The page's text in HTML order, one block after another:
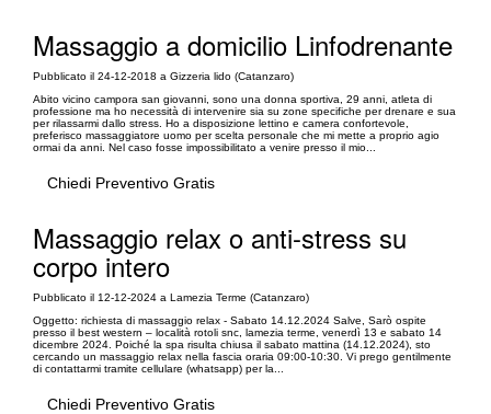
Massaggio a domicilio Linfodrenante
Pubblicato il 24-12-2018 a Gizzeria lido (Catanzaro)
Abito vicino campora san giovanni, sono una donna sportiva, 29 anni, atleta di
professione ma ho necessità di intervenire sia su zone specifiche per drenare e sua
per rilassarmi dallo stress. Ho a disposizione lettino e camera confortevole,
preferisco massaggiatore uomo per scelta personale che mi mette a proprio agio
ormai da anni. Nel caso fosse impossibilitato a venire presso il mio...
Chiedi Preventivo Gratis
Massaggio relax o anti-stress su
corpo intero
Pubblicato il 12-12-2024 a Lamezia Terme (Catanzaro)
Oggetto: richiesta di massaggio relax - Sabato 14.12.2024 Salve, Sarò ospite
presso il best western – località rotoli snc, lamezia terme, venerdì 13 e sabato 14
dicembre 2024. Poiché la spa risulta chiusa il sabato mattina (14.12.2024), sto
cercando un massaggio relax nella fascia oraria 09:00-10:30. Vi prego gentilmente
di contattarmi tramite cellulare (whatsapp) per la...
Chiedi Preventivo Gratis